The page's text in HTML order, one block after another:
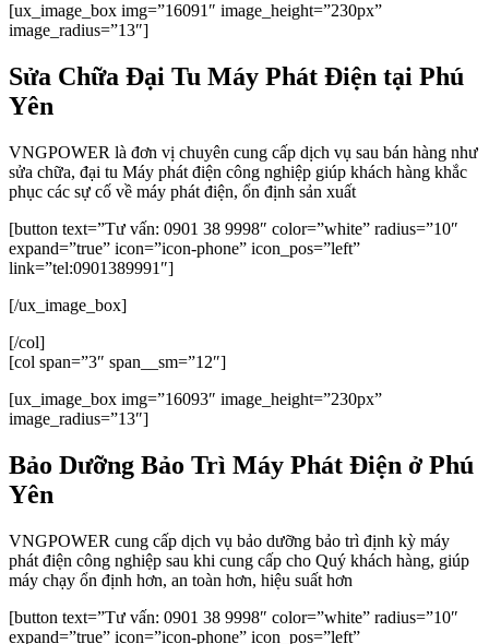
[ux_image_box img=”16091″ image_height=”230px”
image_radius=”13″]
Sửa Chữa Đại Tu Máy Phát Điện tại Phú
Yên
VNGPOWER là đơn vị chuyên cung cấp dịch vụ sau bán hàng như
sửa chữa, đại tu Máy phát điện công nghiệp giúp khách hàng khắc
phục các sự cố về máy phát điện, ổn định sản xuất
[button text=”Tư vấn: 0901 38 9998″ color=”white” radius=”10″
expand=”true” icon=”icon-phone” icon_pos=”left”
link=”tel:0901389991″]
[/ux_image_box]
[/col]
[col span=”3″ span__sm=”12″]
[ux_image_box img=”16093″ image_height=”230px”
image_radius=”13″]
Bảo Dưỡng Bảo Trì Máy Phát Điện ở Phú
Yên
VNGPOWER cung cấp dịch vụ bảo dưỡng bảo trì định kỳ máy
phát điện công nghiệp sau khi cung cấp cho Quý khách hàng, giúp
máy chạy ổn định hơn, an toàn hơn, hiệu suất hơn
[button text=”Tư vấn: 0901 38 9998″ color=”white” radius=”10″
expand=”true” icon=”icon-phone” icon_pos=”left”